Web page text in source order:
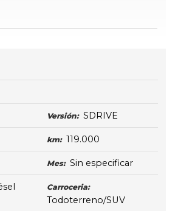
Versión: SDRIVE
km: 119.000
Mes: Sin especificar
Carroceria:
Todoterreno/SUV